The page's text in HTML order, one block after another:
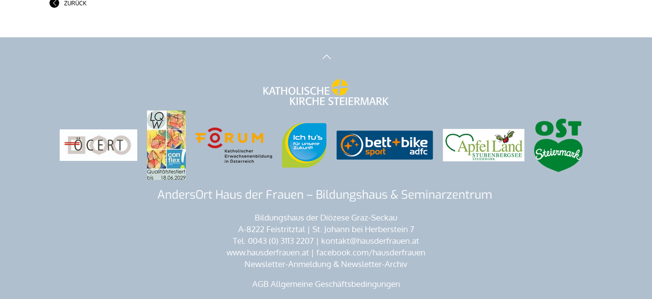
ZURÜCK
AndersOrt Haus der Frauen – Bildungshaus & Seminarzentrum
Bildungshaus der Diözese Graz-Seckau
A-8222 Feistritztal | St. Johann bei Herberstein 7
Tel. 0043 (0) 3113 2207 | kontakt@hausderfrauen.at
www.hausderfrauen.at | facebook.com/hausderfrauen
Newsletter-Anmeldung & Newsletter-Archiv
AGB Allgemeine Geschäftsbedingungen